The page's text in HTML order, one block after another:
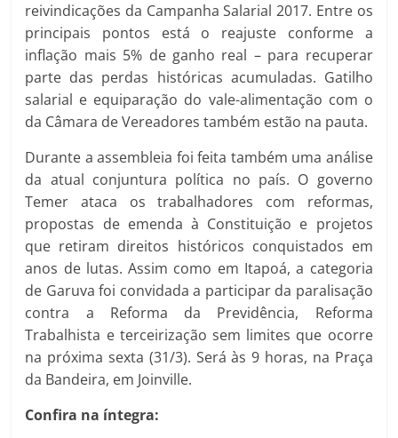
reivindicações da Campanha Salarial 2017. Entre os
principais pontos está o reajuste conforme a
inflação mais 5% de ganho real – para recuperar
parte das perdas históricas acumuladas. Gatilho
salarial e equiparação do vale-alimentação com o
da Câmara de Vereadores também estão na pauta.
Durante a assembleia foi feita também uma análise
da atual conjuntura política no país. O governo
Temer ataca os trabalhadores com reformas,
propostas de emenda à Constituição e projetos
que retiram direitos históricos conquistados em
anos de lutas. Assim como em Itapoá, a categoria
de Garuva foi convidada a participar da paralisação
contra a Reforma da Previdência, Reforma
Trabalhista e terceirização sem limites que ocorre
na próxima sexta (31/3). Será às 9 horas, na Praça
da Bandeira, em Joinville.
Confira na íntegra: